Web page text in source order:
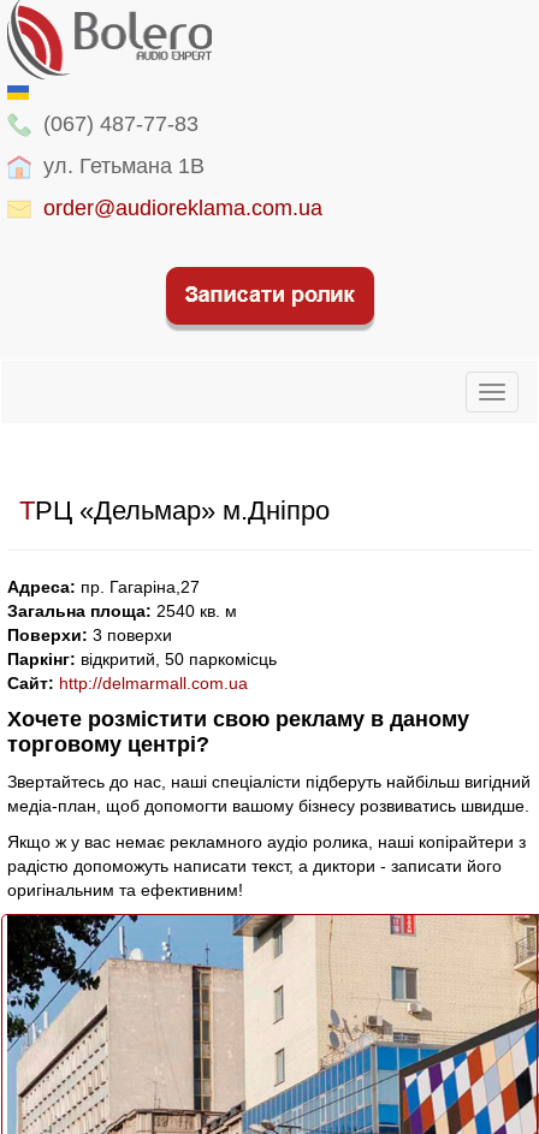
(067) 487-77-83
ул. Гетьмана 1В
order@audioreklama.com.ua
ТРЦ «Дельмар» м.Дніпро
Адреса: пр. Гагаріна,27
Загальна площа: 2540 кв. м
Поверхи: 3 поверхи
Паркінг: відкритий, 50 паркомісць
Сайт: http://delmarmall.com.ua
Хочете розмістити свою рекламу в даному
торговому центрі?
Звертайтесь до нас, наші спеціалісти підберуть найбільш вигідний
медіа-план, щоб допомогти вашому бізнесу розвиватись швидше.
Якщо ж у вас немає рекламного аудіо ролика, наші копірайтери з
радістю допоможуть написати текст, а диктори - записати його
оригінальним та ефективним!